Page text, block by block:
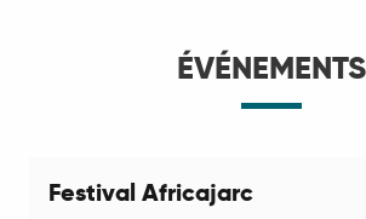
ÉVÉNEMENTS
Festival Africajarc